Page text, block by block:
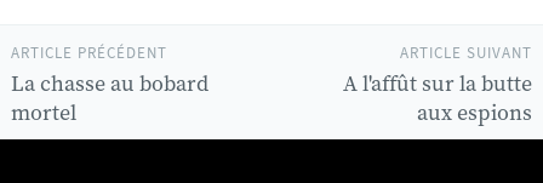
ARTICLE SUIVANT
A l'affût sur la butte
aux espions
ARTICLE PRÉCÉDENT
La chasse au bobard
mortel